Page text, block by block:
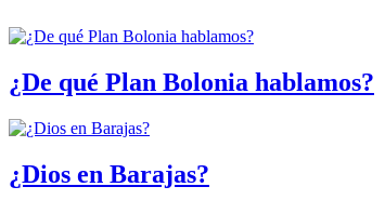
¿De qué Plan Bolonia hablamos?
¿Dios en Barajas?